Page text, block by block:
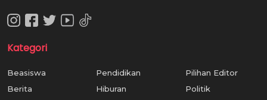
Kategori
Beasiswa
Berita
Pendidikan
Hiburan
Pilihan Editor
Politik